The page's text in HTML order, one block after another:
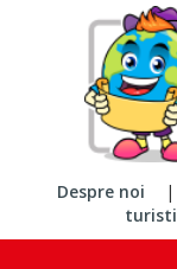
Despre noi |
turisti